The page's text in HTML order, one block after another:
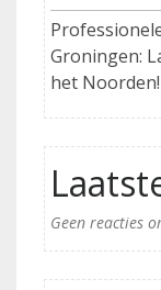
Groningen:
het Noorden!
Geen reacties